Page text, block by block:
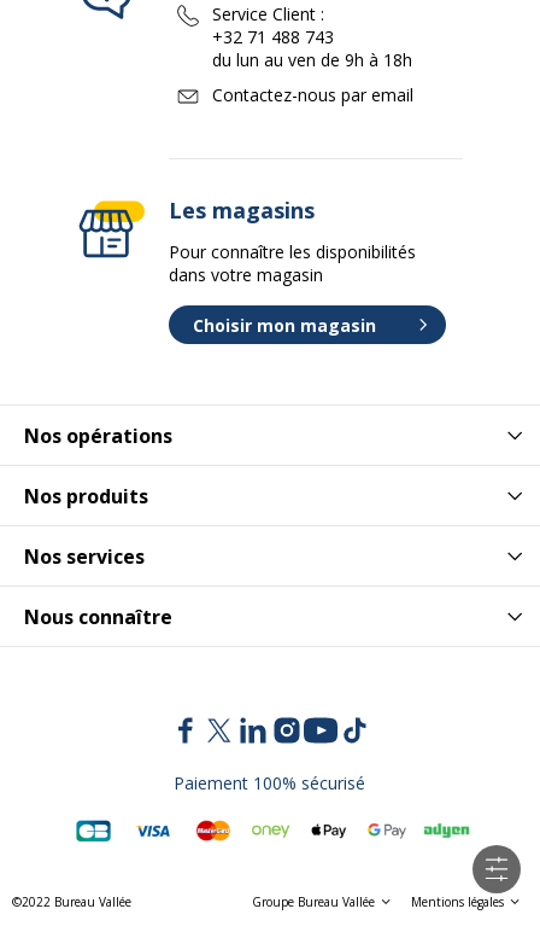
Nos opérations
Nos produits
Nos services
Nous connaître
Service Client :
+32 71 488 743
du lun au ven de 9h à 18h
Contactez-nous par email
Les magasins
Pour connaître les disponibilités
dans votre magasin
Choisir mon magasin
Paiement 100% sécurisé
©2022 Bureau Vallée Groupe Bureau Vallée Mentions légales